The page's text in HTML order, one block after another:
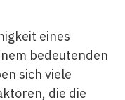
eines
bedeutenden
sich viele
die die